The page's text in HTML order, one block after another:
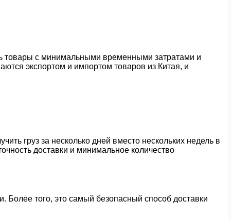
товары с минимальными временными затратами и
экспортом и импортом товаров из Китая, и
груз за несколько дней вместо нескольких недель в
доставки и минимальное количество
Более того, это самый безопасный способ доставки